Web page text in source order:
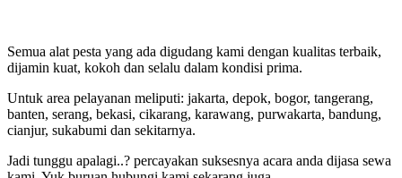
Semua alat pesta yang ada digudang kami dengan kualitas terbaik,
dijamin kuat, kokoh dan selalu dalam kondisi prima.
Untuk area pelayanan meliputi: jakarta, depok, bogor, tangerang,
banten, serang, bekasi, cikarang, karawang, purwakarta, bandung,
cianjur, sukabumi dan sekitarnya.
Jadi tunggu apalagi..? percayakan suksesnya acara anda dijasa sewa